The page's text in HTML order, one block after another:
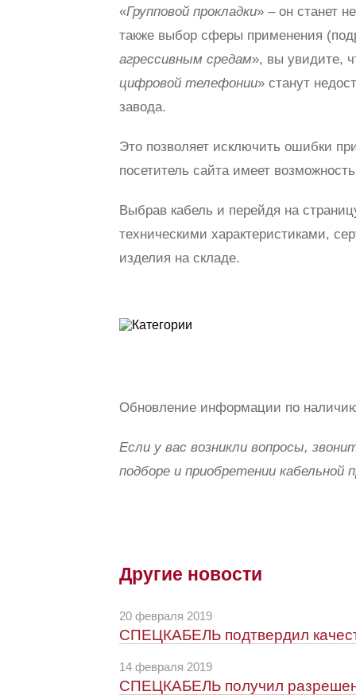
«Групповой прокладки» – он станет
также выбор сферы применения
агрессивным средам», вы увидите,
цифровой телефонии» станут
завода.
Это позволяет исключить ошибки
посетитель сайта имеет
Выбрав кабель и перейдя на
техническими характеристиками,
изделия на складе.
Обновление информации по
Если у вас возникли вопросы,
подборе и приобретении кабельной
Другие новости
20 февраля 2019
СПЕЦКАБЕЛЬ подтвердил
14 февраля 2019
СПЕЦКАБЕЛЬ получил